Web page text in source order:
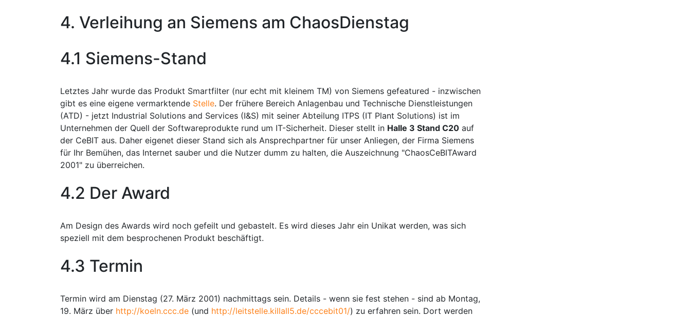
4. Verleihung an Siemens am ChaosDienstag
4.1 Siemens-Stand
Letztes Jahr wurde das Produkt Smartfilter (nur echt mit kleinem TM) von Siemens gefeatured - inzwischen
gibt es eine eigene vermarktende Stelle. Der frühere Bereich Anlagenbau und Technische Dienstleistungen
(ATD) - jetzt Industrial Solutions and Services (I&S) mit seiner Abteilung ITPS (IT Plant Solutions) ist im
Unternehmen der Quell der Softwareprodukte rund um IT-Sicherheit. Dieser stellt in Halle 3 Stand C20 auf
der CeBIT aus. Daher eigenet dieser Stand sich als Ansprechpartner für unser Anliegen, der Firma Siemens
für Ihr Bemühen, das Internet sauber und die Nutzer dumm zu halten, die Auszeichnung "ChaosCeBITAward
2001" zu überreichen.
4.2 Der Award
Am Design des Awards wird noch gefeilt und gebastelt. Es wird dieses Jahr ein Unikat werden, was sich
speziell mit dem besprochenen Produkt beschäftigt.
4.3 Termin
Termin wird am Dienstag (27. März 2001) nachmittags sein. Details - wenn sie fest stehen - sind ab Montag,
19. März über http://koeln.ccc.de (und http://leitstelle.killall5.de/cccebit01/) zu erfahren sein. Dort werden